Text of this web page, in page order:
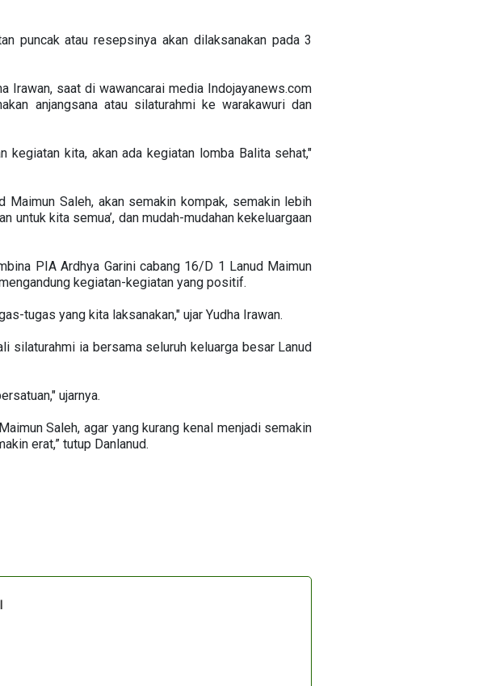
puncak atau resepsinya akan dilaksanakan pada 3
Irawan, saat di wawancarai media Indojayanews.com
anjangsana atau silaturahmi ke warakawuri dan
kegiatan kita, akan ada kegiatan lomba Balita sehat,"
Maimun Saleh, akan semakin kompak, semakin lebih
untuk kita semua’, dan mudah-mudahan kekeluargaan
PIA Ardhya Garini cabang 16/D 1 Lanud Maimun
kegiatan-kegiatan yang positif.
tugas yang kita laksanakan," ujar Yudha Irawan.
silaturahmi ia bersama seluruh keluarga besar Lanud
ujarnya.
Saleh, agar yang kurang kenal menjadi semakin
erat,” tutup Danlanud.